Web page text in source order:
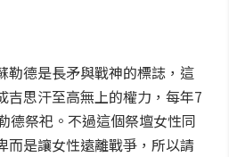
勒德是長矛與戰神的標誌，這
吉思汗至高無上的權力，每年7
德祭祀。不過這個祭壇女性同
而是讓女性遠離戰爭，所以請